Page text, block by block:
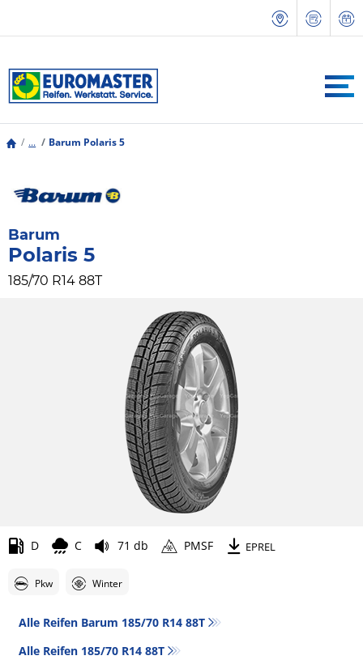
... Barum Polaris 5
Barum
Polaris 5
185/70 R14 88T
D C 71 db PMSF EPREL
Pkw Winter
Alle Reifen Barum 185/70 R14 88T
Alle Reifen‎ 185/70 R14 88T